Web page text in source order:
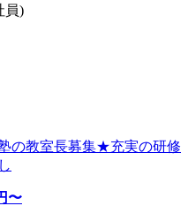
員)
の教室長募集★充実の研修
〜